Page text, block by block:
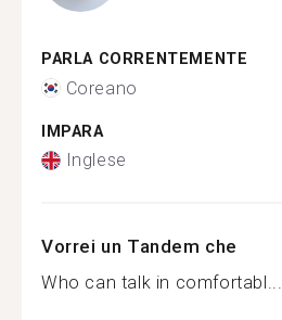
PARLA CORRENTEMENTE
Coreano
IMPARA
Inglese
Vorrei un Tandem che
Who can talk in comfortabl...